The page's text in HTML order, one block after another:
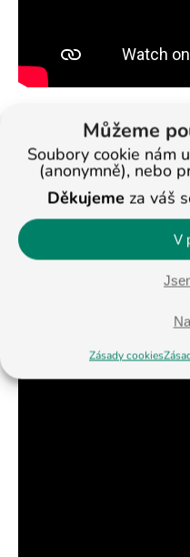
Můžeme
Soubory cookie nám
(anonymně), nebo
Děkujemeza váš
V
Zásady cookies
Jak na
slova
Klíčem ke správnému
vyjmenovaných slov je
vyjmenovaná slova